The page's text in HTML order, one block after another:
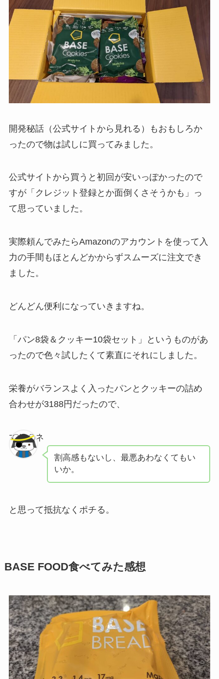
開発秘話（公式サイトから見れる）もおもしろか
ったので物は試しに買ってみました。
公式サイトから買うと初回が安いっぽかったので
すが「クレジット登録とか面倒くさそうかも」っ
て思っていました。
実際頼んでみたらAmazonのアカウントを使って入
力の手間もほとんどかからずスムーズに注文でき
ました。
どんどん便利になっていきますね。
「パン8袋＆クッキー10袋セット」というものがあ
ったので色々試したくて素直にそれにしました。
栄養がバランスよく入ったパンとクッキーの詰め
合わせが3188円だったので、
マサムネ
割高感もないし、最悪あわなくてもい
いか。
と思って抵抗なくポチる。
BASE FOOD食べてみた感想